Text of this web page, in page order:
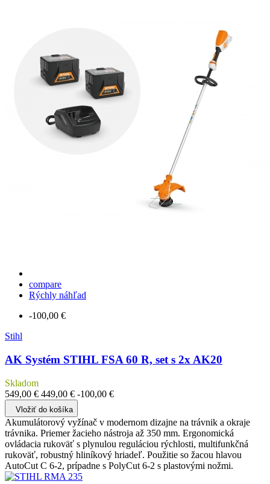
compare
Rýchly náhľad
-100,00 €
Stihl
AK Systém STIHL FSA 60 R, set s 2x AK20
Skladom
549,00 € 449,00 € -100,00 €
Vložiť do košíka
Akumulátorový vyžínač v modernom dizajne na trávnik a okraje
trávnika. Priemer žacieho nástroja až 350 mm. Ergonomická
ovládacia rukoväť s plynulou reguláciou rýchlosti, multifunkčná
rukoväť, robustný hliníkový hriadeľ. Použitie so žacou hlavou
AutoCut C 6-2, prípadne s PolyCut 6-2 s plastovými nožmi.